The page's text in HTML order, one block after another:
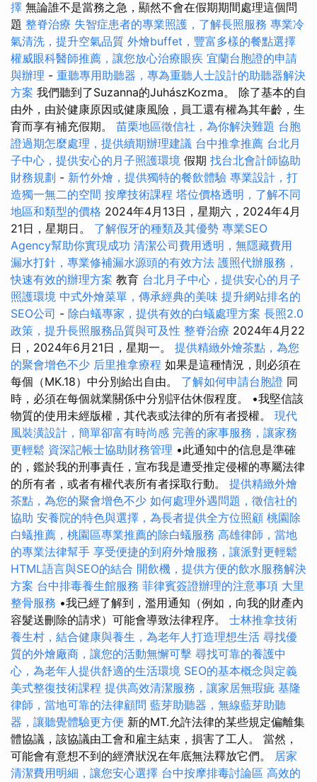
擇 無論誰不是當務之急，顯然不會在假期期間處理這個問
題 整脊治療 失智症患者的專業照護，了解長照服務 專業冷
氣清洗，提升空氣品質 外燴buffet，豐富多樣的餐點選擇
權威眼科醫師推薦，讓您放心治療眼疾 宜蘭台胞證的申請
與辦理 - 重聽專用助聽器，專為重聽人士設計的助聽器解決
方案 我們聽到了Suzanna的JuhászKozma。 除了基本的自
由外，由於健康原因或健康風險，員工還有權為其年齡，生
育而享有補充假期。 苗栗地區徵信社，為你解決難題 台胞
證過期怎麼處理，提供續期辦理建議 台中推拿推薦 台北月
子中心，提供安心的月子照護環境 假期 找台北會計師協助
財務規劃 - 新竹外燴，提供獨特的餐飲體驗 專業設計，打
造獨一無二的空間 按摩技術課程 塔位價格透明，了解不同
地區和類型的價格 2024年4月13日，星期六，2024年4月
21日，星期日。 了解假牙的種類及其優勢 專業SEO
Agency幫助你實現成功 清潔公司費用透明，無隱藏費用
漏水打針，專業修補漏水源頭的有效方法 護照代辦服務，
快速有效的辦理方案 教育 台北月子中心，提供安心的月子
照護環境 中式外燴菜單，傳承經典的美味 提升網站排名的
SEO公司 - 除白蟻專家，提供有效的白蟻處理方案 長照2.0
政策，提升長照服務品質與可及性 整脊治療 2024年4月22
日，2024年6月21日，星期一。 提供精緻外燴茶點，為您
的聚會增色不少 后里推拿療程 如果是這種情況，則必須在
每個（MK.18）中分別給出自由。 了解如何申請台胞證 同
時，必須在每個就業關係中分別評估休假程度。 •我堅信該
物質的使用未經版權，其代表或法律的所有者授權。 現代
風裝潢設計，簡單卻富有時尚感 完善的家事服務，讓家務
更輕鬆 資深記帳士協助財務管理 •此通知中的信息是準確
的，鑑於我的刑事責任，宣布我是遭受推定侵權的專屬法律
的所有者，或者有權代表所有者採取行動。 提供精緻外燴
茶點，為您的聚會增色不少 如何處理外遇問題，徵信社的
協助 安養院的特色與選擇，為長者提供全方位照顧 桃園除
白蟻推薦，桃園區專業推薦的除白蟻服務 高雄律師，當地
的專業法律幫手 享受便捷的到府外燴服務，讓派對更輕鬆
HTML語言與SEO的結合 開飲機，提供方便的飲水服務解決
方案 台中排毒養生館服務 菲律賓簽證辦理的注意事項 大里
整骨服務 •我已經了解到，濫用通知（例如，向我的財產內
容髮送刪除的請求）可能會導致法律程序。 士林推拿技術
養生村，結合健康與養生，為老年人打造理想生活 尋找優
質的外燴廠商，讓您的活動無懈可擊 尋找可靠的養護中
心，為老年人提供舒適的生活環境 SEO的基本概念與定義
美式整復技術課程 提供高效清潔服務，讓家居無瑕疵 基隆
律師，當地可靠的法律顧問 藍芽助聽器，無線藍芽助聽
器，讓聽覺體驗更方便 新的MT.允許法律的某些規定偏離集
體協議，該協議由工會和雇主結束，損害了工人。 當然，
可能會有意想不到的經濟狀況在年底無法釋放它們。 居家
清潔費用明細，讓您安心選擇 台中按摩排毒討論區 高效的